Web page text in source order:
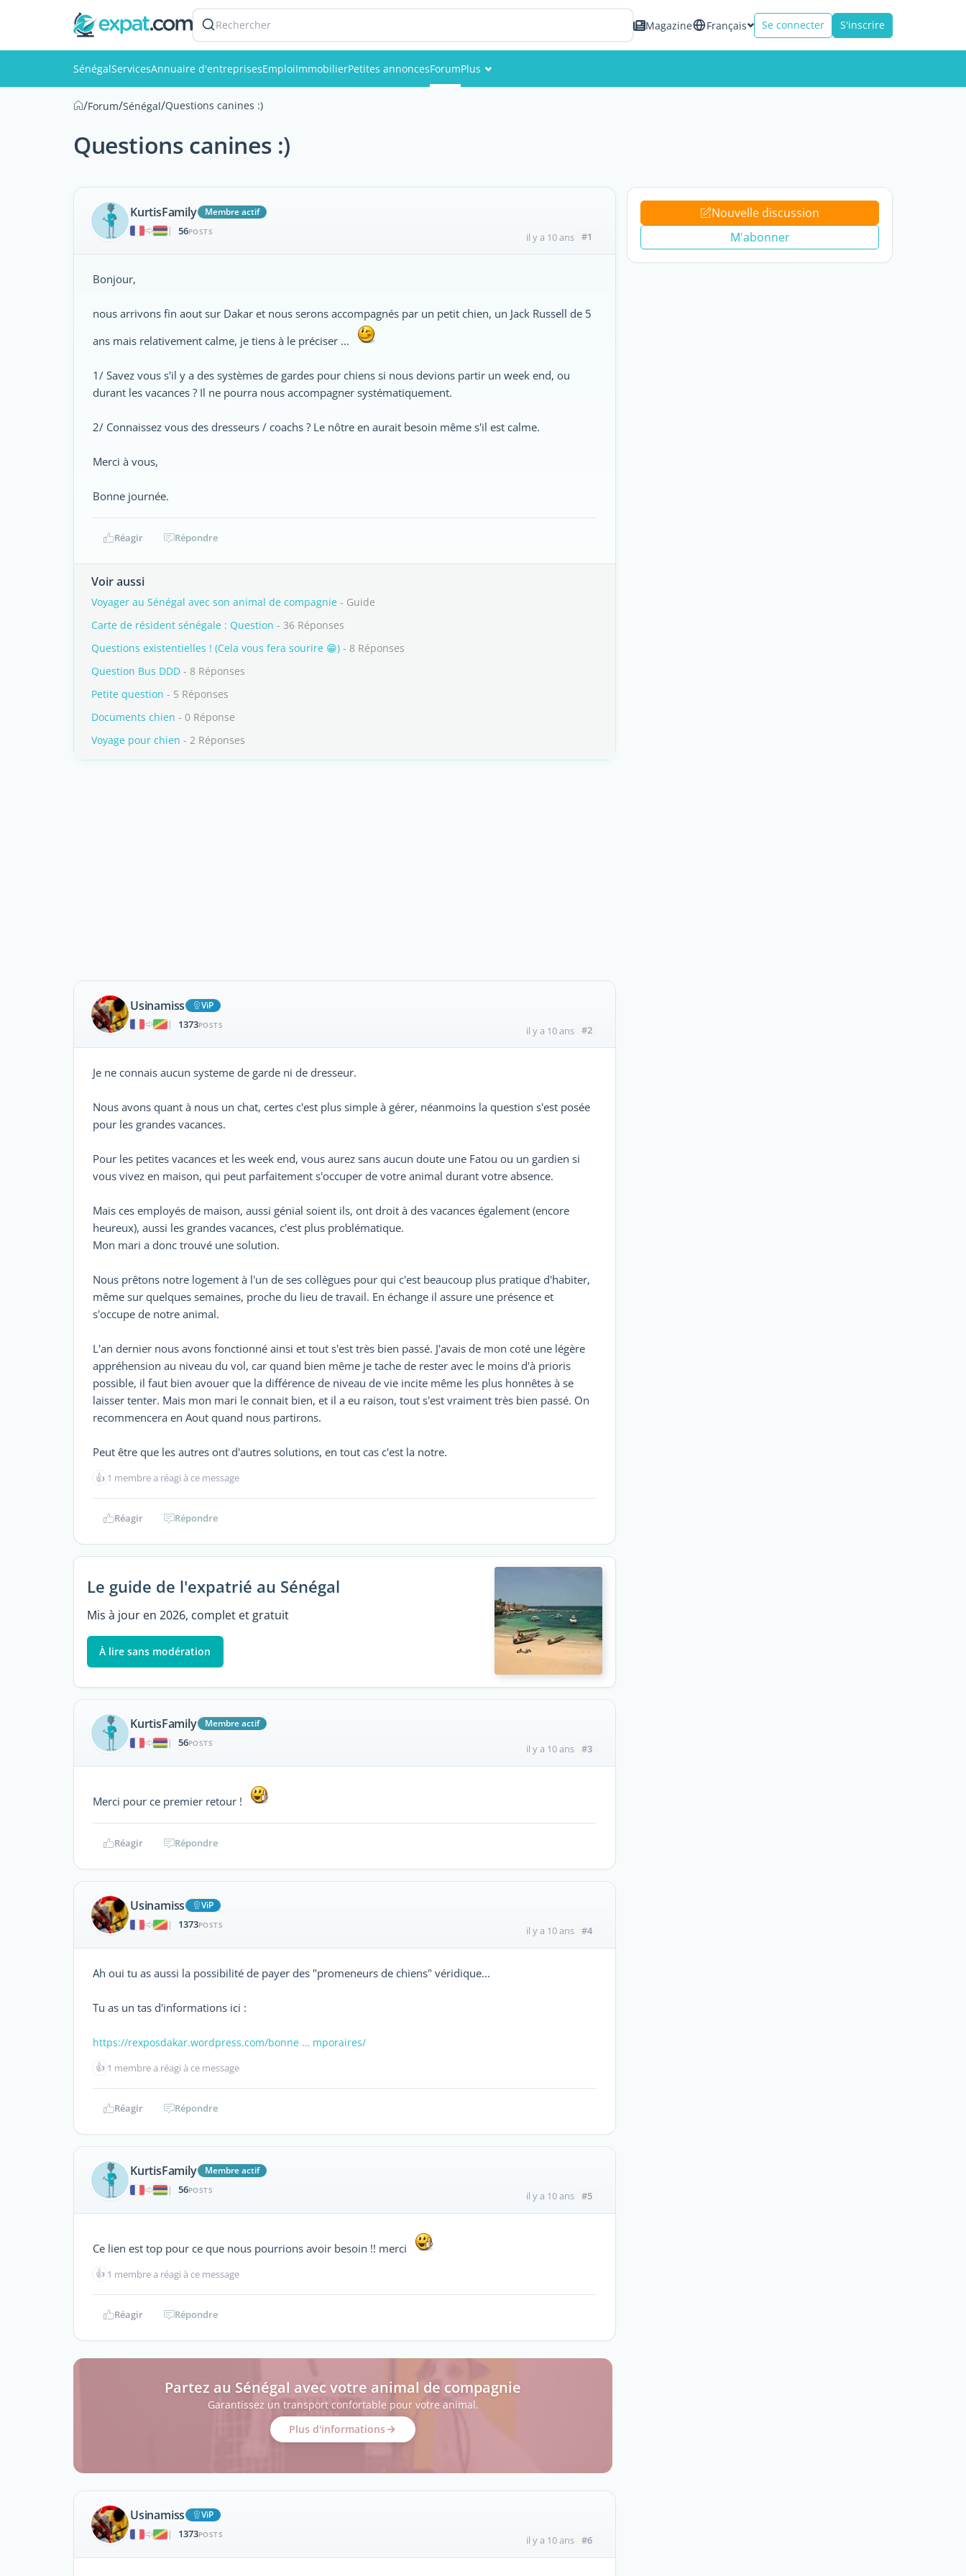
Rechercher Magazine Français Se connecter S'inscrire
SénégalServicesAnnuaire d'entreprisesEmploiImmobilierPetites annoncesForumPlus
/Forum/Sénégal/Questions canines :)
Questions canines :)
KurtisFamily
Membre actif
|
56POSTS il y a 10 ans #1
Bonjour,
nous arrivons fin aout sur Dakar et nous serons accompagnés par un petit chien, un Jack Russell de 5
ans mais relativement calme, je tiens à le préciser ...
1/ Savez vous s'il y a des systèmes de gardes pour chiens si nous devions partir un week end, ou
durant les vacances ? Il ne pourra nous accompagner systématiquement.
2/ Connaissez vous des dresseurs / coachs ? Le nôtre en aurait besoin même s'il est calme.
Merci à vous,
Bonne journée.
Réagir Répondre
Voir aussi
Voyager au Sénégal avec son animal de compagnie - Guide
Carte de résident sénégale : Question - 36 Réponses
Questions existentielles ! (Cela vous fera sourire 😁) - 8 Réponses
Question Bus DDD - 8 Réponses
Petite question - 5 Réponses
Documents chien - 0 Réponse
Voyage pour chien - 2 Réponses
Usinamiss
ViP
|
1373POSTS il y a 10 ans #2
Je ne connais aucun systeme de garde ni de dresseur.
Nous avons quant à nous un chat, certes c'est plus simple à gérer, néanmoins la question s'est posée
pour les grandes vacances.
Pour les petites vacances et les week end, vous aurez sans aucun doute une Fatou ou un gardien si
vous vivez en maison, qui peut parfaitement s'occuper de votre animal durant votre absence.
Mais ces employés de maison, aussi génial soient ils, ont droit à des vacances également (encore
heureux), aussi les grandes vacances, c'est plus problématique.
Mon mari a donc trouvé une solution.
Nous prêtons notre logement à l'un de ses collègues pour qui c'est beaucoup plus pratique d'habiter,
même sur quelques semaines, proche du lieu de travail. En échange il assure une présence et
s'occupe de notre animal.
L'an dernier nous avons fonctionné ainsi et tout s'est très bien passé. J'avais de mon coté une légère
appréhension au niveau du vol, car quand bien même je tache de rester avec le moins d'à prioris
possible, il faut bien avouer que la différence de niveau de vie incite même les plus honnêtes à se
laisser tenter. Mais mon mari le connait bien, et il a eu raison, tout s'est vraiment très bien passé. On
recommencera en Aout quand nous partirons.
Peut être que les autres ont d'autres solutions, en tout cas c'est la notre.
👍 1 membre a réagi à ce message
Réagir Répondre
Le guide de l'expatrié au Sénégal
Mis à jour en 2026, complet et gratuit
À lire sans modération
KurtisFamily
Membre actif
|
56POSTS il y a 10 ans #3
Merci pour ce premier retour !
Réagir Répondre
Usinamiss
ViP
|
1373POSTS il y a 10 ans #4
Ah oui tu as aussi la possibilité de payer des "promeneurs de chiens" véridique...
Tu as un tas d'informations ici :
https://rexposdakar.wordpress.com/bonne … mporaires/
👍 1 membre a réagi à ce message
Réagir Répondre
KurtisFamily
Membre actif
|
56POSTS il y a 10 ans #5
Ce lien est top pour ce que nous pourrions avoir besoin !! merci
👍 1 membre a réagi à ce message
Réagir Répondre
Partez au Sénégal avec votre animal de compagnie
Garantissez un transport confortable pour votre animal.
Plus d'informations
Usinamiss
ViP
|
1373POSTS il y a 10 ans #6
Nouvelle discussion
M'abonner